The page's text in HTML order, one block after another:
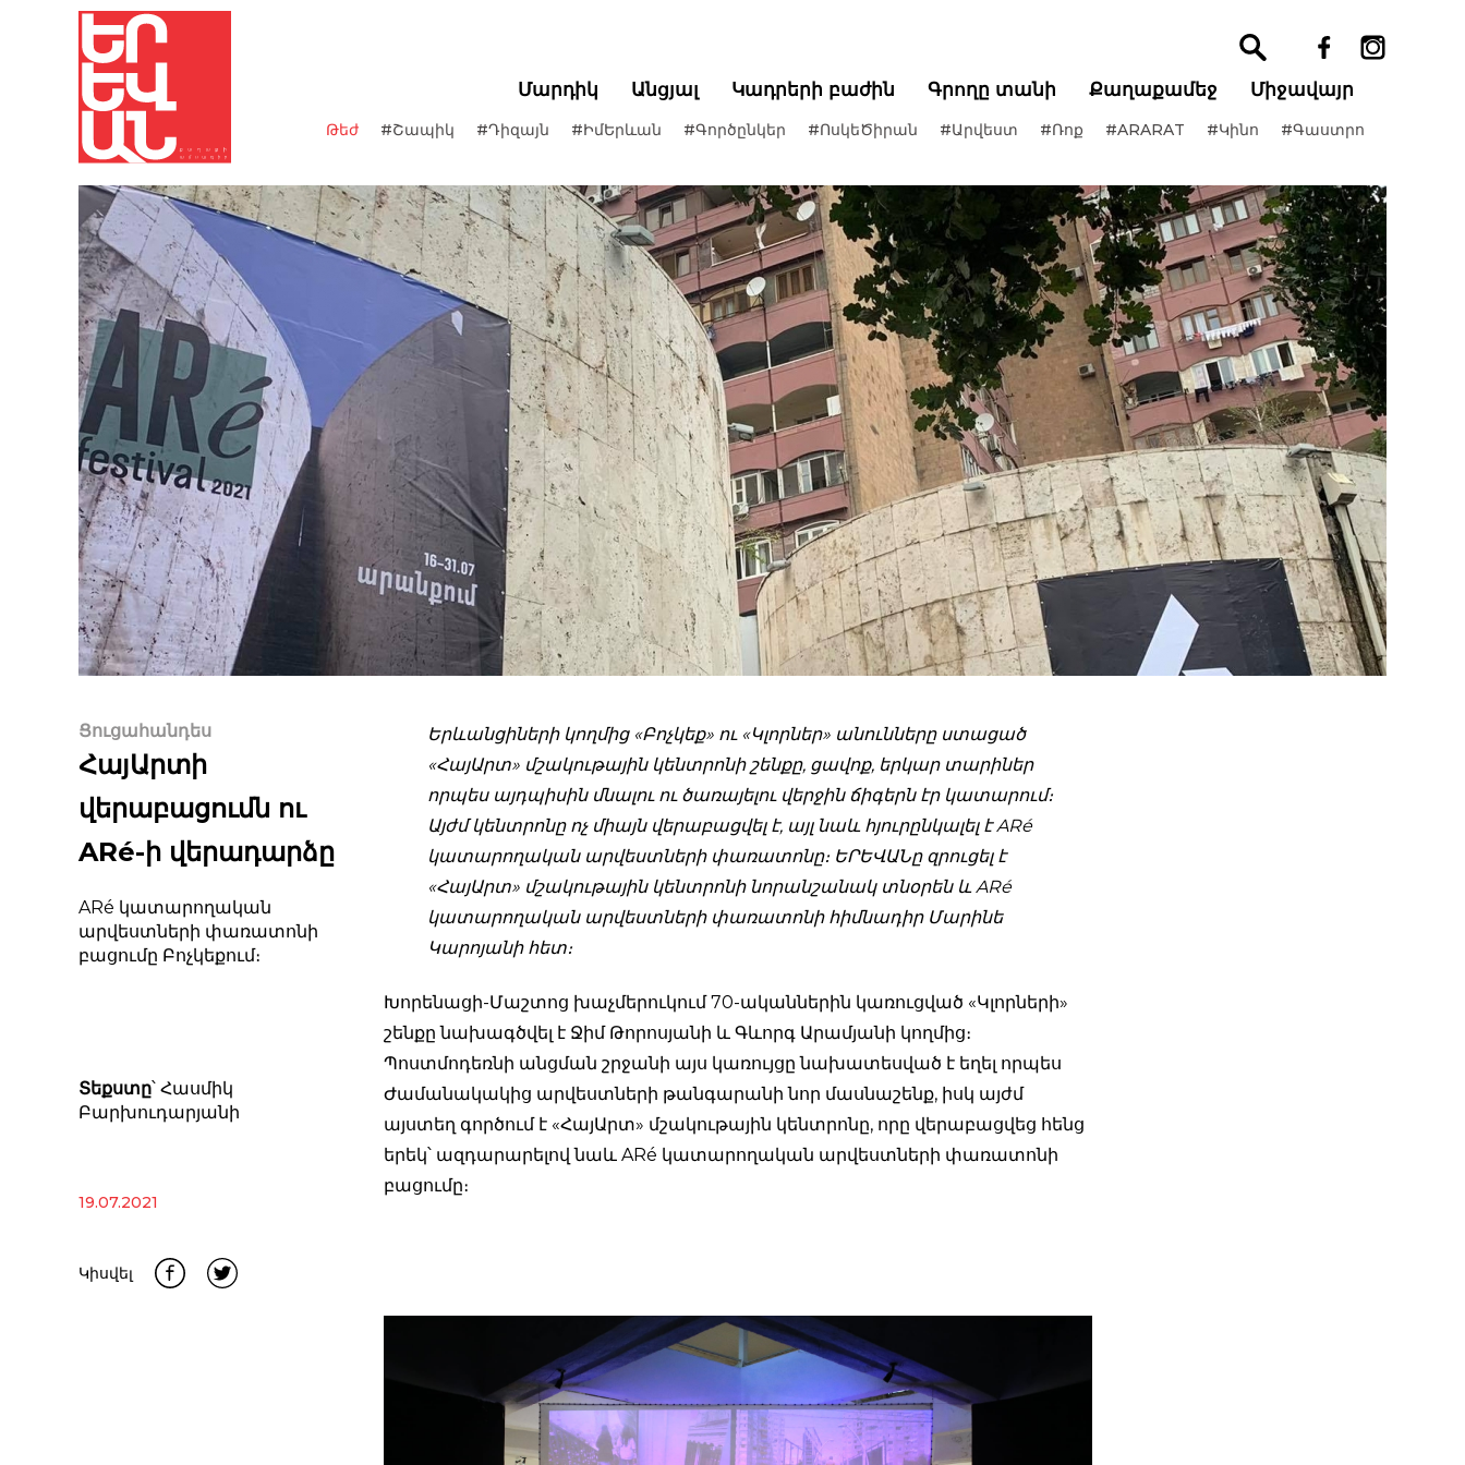
Մարդիկ Անցյալ Կադրերի բաժին Գրողը տանի Քաղաքամեջ Միջավայր
Թեժ #Շապիկ #Դիզայն #ԻմԵրևան #Գործընկեր #ՈսկեԾիրան #Արվեստ #Ռոք #ARARAT #Կինո #Գաստրո
Ցուցահանդես
ՀայԱրտի
վերաբացումն ու
ARé-ի վերադարձը
ARé կատարողական
արվեստների փառատոնի
բացումը Բոչկեքում։
Տեքստը՝ Հասմիկ
Բարխուդարյանի
19.07.2021
Կիսվել
Երևանցիների կողմից «Բոչկեք» ու «Կլորներ» անունները ստացած
«ՀայԱրտ» մշակութային կենտրոնի շենքը, ցավոք, երկար տարիներ
որպես այդպիսին մնալու ու ծառայելու վերջին ճիգերն էր կատարում։
Այժմ կենտրոնը ոչ միայն վերաբացվել է, այլ նաև հյուրընկալել է ARé
կատարողական արվեստների փառատոնը։ ԵՐԵՎԱՆը զրուցել է
«ՀայԱրտ» մշակութային կենտրոնի նորանշանակ տնօրեն և ARé
կատարողական արվեստների փառատոնի հիմնադիր Մարինե
Կարոյանի հետ։
Խորենացի-Մաշտոց խաչմերուկում 70-ականներին կառուցված «Կլորների»
շենքը նախագծվել է Ջիմ Թորոսյանի և Գևորգ Արամյանի կողմից։
Պոստմոդեռնի անցման շրջանի այս կառույցը նախատեսված է եղել որպես
Ժամանակակից արվեստների թանգարանի նոր մասնաշենք, իսկ այժմ
այստեղ գործում է «ՀայԱրտ» մշակութային կենտրոնը, որը վերաբացվեց հենց
երեկ՝ ազդարարելով նաև ARé կատարողական արվեստների փառատոնի
բացումը։